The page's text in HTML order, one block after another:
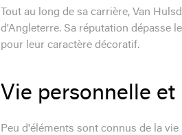
Tout au long de sa carrière, Van
d'Angleterre. Sa réputation dépasse
pour leur caractère décoratif.
Vie personnelle et
Peu d'éléments sont connus de la